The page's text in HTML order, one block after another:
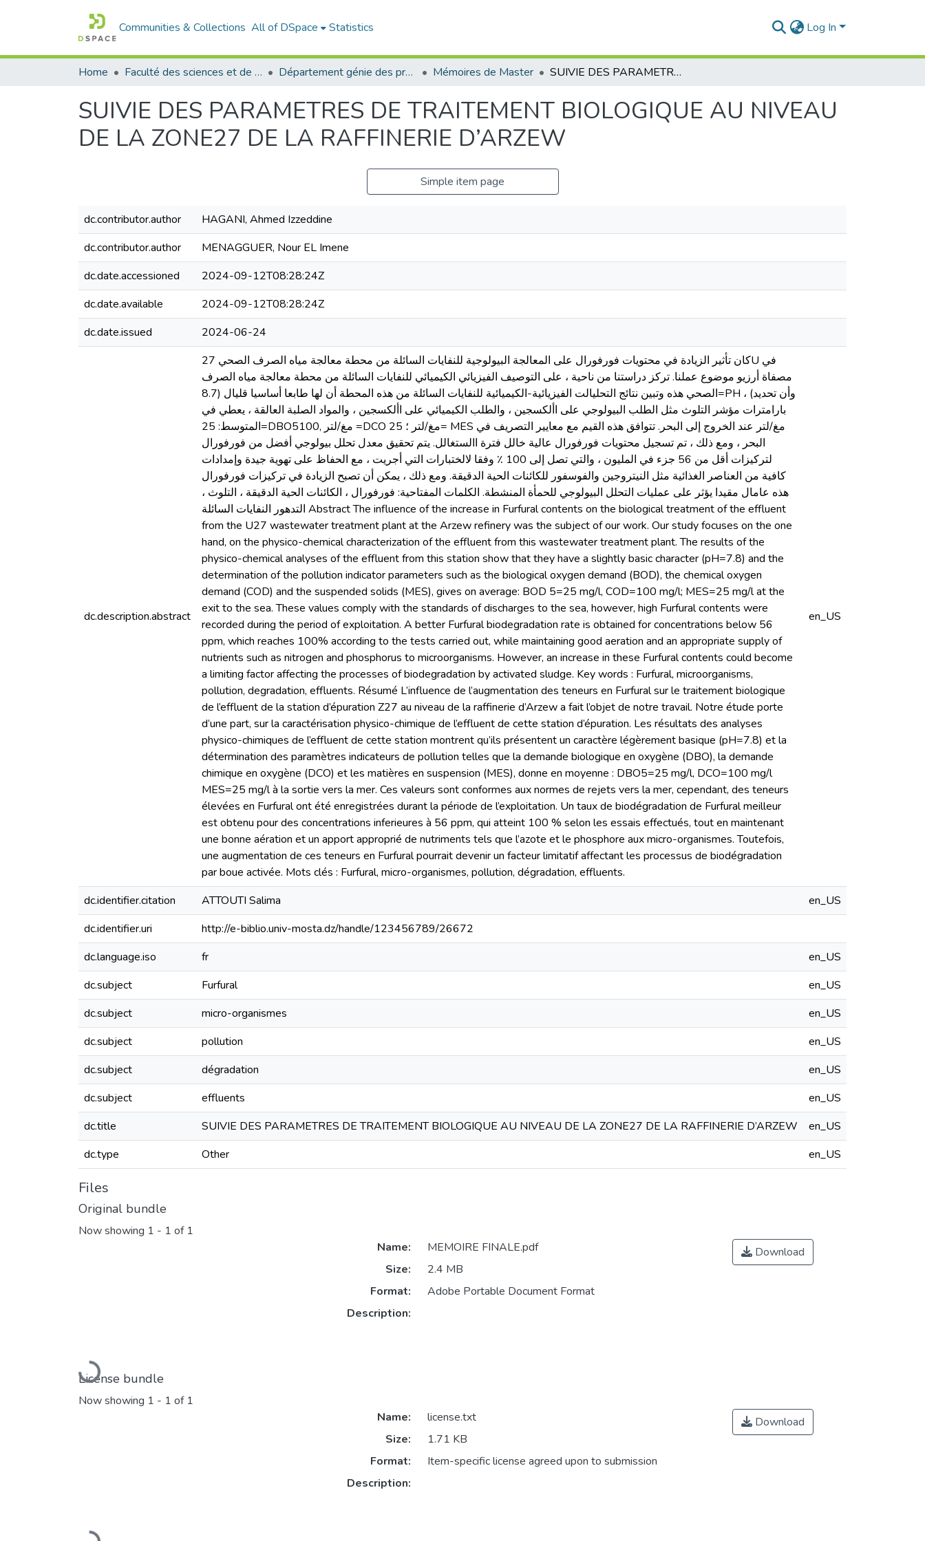
Communities & Collections All of DSpace Statistics Log In
Home Faculté des sciences et de la technologie Département génie des procédés Mémoires de Master SUIVIE DES PARAMETRES DE TRAITEMENT BIOLOGIQUE AU NIVEAU DE LA ZONE27 DE LA RAFFINERIE D’ARZEW
SUIVIE DES PARAMETRES DE TRAITEMENT BIOLOGIQUE AU NIVEAU
DE LA ZONE27 DE LA RAFFINERIE D’ARZEW
Simple item page
dc.contributor.author
HAGANI, Ahmed Izzeddine
dc.contributor.author
MENAGGUER, Nour EL Imene
dc.date.accessioned
2024-09-12T08:28:24Z
dc.date.available
2024-09-12T08:28:24Z
dc.date.issued
2024-06-24
dc.description.abstract
كان تأثير الزيادة في محتويات فورفورال على المعالجة البيولوجية للنفايات السائلة من محطة معالجة مياه الصرف الصحي 27U في
مصفاة أرزيو موضوع عملنا. تركز دراستنا من ناحية ، على التوصيف الفيزيائي الكيميائي للنفايات السائلة من محطة معالجة مياه الصرف
الصحي هذه وتبين نتائج التحليالت الفيزيائية-الكيميائية للنفايات السائلة من هذه المحطة أن لها طابعا أساسيا قليال (8.7=PH ، (وأن تحديد
بارامترات مؤشر التلوث مثل الطلب البيولوجي على األكسجين ، والطلب الكيميائي على األكسجين ، والمواد الصلبة العالقة ، يعطي في
المتوسط: 25=DBO5مغ/لتر ,100 =DCO مغ/لتر ؛ 25= MES مغ/لتر عند الخروج إلى البحر. تتوافق هذه القيم مع معايير التصريف في
البحر ، ومع ذلك ، تم تسجيل محتويات فورفورال عالية خالل فترة االستغالل. يتم تحقيق معدل تحلل بيولوجي أفضل من فورفورال
لتركيزات أقل من 56 جزء في المليون ، والتي تصل إلى 100 ٪ وفقا لالختبارات التي أجريت ، مع الحفاظ على تهوية جيدة وإمدادات
كافية من العناصر الغذائية مثل النيتروجين والفوسفور للكائنات الحية الدقيقة. ومع ذلك ، يمكن أن تصبح الزيادة في تركيزات فورفورال
هذه عامال مقيدا يؤثر على عمليات التحلل البيولوجي للحمأة المنشطة. الكلمات المفتاحية: فورفورال ، الكائنات الحية الدقيقة ، التلوث ،
التدهور النفايات السائلة Abstract The influence of the increase in Furfural contents on the biological treatment of the effluent
from the U27 wastewater treatment plant at the Arzew refinery was the subject of our work. Our study focuses on the one
hand, on the physico-chemical characterization of the effluent from this wastewater treatment plant. The results of the
physico-chemical analyses of the effluent from this station show that they have a slightly basic character (pH=7.8) and the
determination of the pollution indicator parameters such as the biological oxygen demand (BOD), the chemical oxygen
demand (COD) and the suspended solids (MES), gives on average: BOD 5=25 mg/l, COD=100 mg/l; MES=25 mg/l at the
exit to the sea. These values comply with the standards of discharges to the sea, however, high Furfural contents were
recorded during the period of exploitation. A better Furfural biodegradation rate is obtained for concentrations below 56
ppm, which reaches 100% according to the tests carried out, while maintaining good aeration and an appropriate supply of
nutrients such as nitrogen and phosphorus to microorganisms. However, an increase in these Furfural contents could become
a limiting factor affecting the processes of biodegradation by activated sludge. Key words : Furfural, microorganisms,
pollution, degradation, effluents. Résumé L’influence de l’augmentation des teneurs en Furfural sur le traitement biologique
de l’effluent de la station d’épuration Z27 au niveau de la raffinerie d’Arzew a fait l’objet de notre travail. Notre étude porte
d’une part, sur la caractérisation physico-chimique de l’effluent de cette station d’épuration. Les résultats des analyses
physico-chimiques de l’effluent de cette station montrent qu’ils présentent un caractère légèrement basique (pH=7.8) et la
détermination des paramètres indicateurs de pollution telles que la demande biologique en oxygène (DBO), la demande
chimique en oxygène (DCO) et les matières en suspension (MES), donne en moyenne : DBO5=25 mg/l, DCO=100 mg/l
MES=25 mg/l à la sortie vers la mer. Ces valeurs sont conformes aux normes de rejets vers la mer, cependant, des teneurs
élevées en Furfural ont été enregistrées durant la période de l’exploitation. Un taux de biodégradation de Furfural meilleur
est obtenu pour des concentrations inferieures à 56 ppm, qui atteint 100 % selon les essais effectués, tout en maintenant
une bonne aération et un apport approprié de nutriments tels que l’azote et le phosphore aux micro-organismes. Toutefois,
une augmentation de ces teneurs en Furfural pourrait devenir un facteur limitatif affectant les processus de biodégradation
par boue activée. Mots clés : Furfural, micro-organismes, pollution, dégradation, effluents.
en_US
dc.identifier.citation ATTOUTI Salima
en_US
dc.identifier.uri
http://e-biblio.univ-mosta.dz/handle/123456789/26672
dc.language.iso
fr
en_US
dc.subject
Furfural
en_US
dc.subject
micro-organismes
en_US
dc.subject
pollution
en_US
dc.subject
dégradation
en_US
dc.subject
effluents
en_US
dc.title
SUIVIE DES PARAMETRES DE TRAITEMENT BIOLOGIQUE AU NIVEAU DE LA ZONE27 DE LA RAFFINERIE D’ARZEW
en_US
dc.type
Other en_US
Files
Original bundle
Now showing 1 - 1 of 1
Loading...
Name:
MEMOIRE FINALE.pdf
Size:
2.4 MB
Format:
Adobe Portable Document Format
Description:
Download
License bundle
Now showing 1 - 1 of 1
Name:
license.txt
Size:
1.71 KB
Format:
Item-specific license agreed upon to submission
Description:
Download